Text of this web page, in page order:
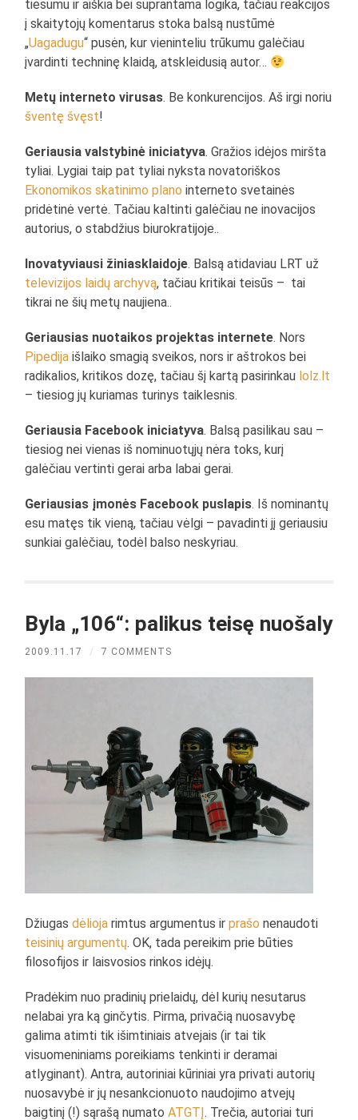
tiesumu ir aiškia bei suprantama logika, tačiau reakcijos
į skaitytojų komentarus stoka balsą nustūmė
„Uagadugu“ pusėn, kur vieninteliu trūkumu galėčiau
įvardinti techninę klaidą, atskleidusią autor…
Metų interneto virusas. Be konkurencijos. Aš irgi noriu
šventę švęst!
Geriausia valstybinė iniciatyva. Gražios idėjos miršta
tyliai. Lygiai taip pat tyliai nyksta novatoriškos
Ekonomikos skatinimo plano interneto svetainės
pridėtinė vertė. Tačiau kaltinti galėčiau ne inovacijos
autorius, o stabdžius biurokratijoje..
Inovatyviausi žiniasklaidoje. Balsą atidaviau LRT už
televizijos laidų archyvą, tačiau kritikai teisūs – tai
tikrai ne šių metų naujiena..
Geriausias nuotaikos projektas internete. Nors
Pipedija išlaiko smagią sveikos, nors ir aštrokos bei
radikalios, kritikos dozę, tačiau šį kartą pasirinkau lolz.lt
– tiesiog jų kuriamas turinys taiklesnis.
Geriausia Facebook iniciatyva. Balsą pasilikau sau –
tiesiog nei vienas iš nominuotųjų nėra toks, kurį
galėčiau vertinti gerai arba labai gerai.
Geriausias įmonės Facebook puslapis. Iš nominantų
esu matęs tik vieną, tačiau vėlgi – pavadinti jį geriausiu
sunkiai galėčiau, todėl balso neskyriau.
Byla „106“: palikus teisę nuošaly
2009.11.17 / 7 COMMENTS
Džiugasdėlioja rimtus argumentus irprašo nenaudoti
teisinių argumentų. OK, tada pereikim prie būties
filosofijos ir laisvosios rinkos idėjų.
Pradėkim nuo pradinių prielaidų, dėl kurių nesutarus
nelabai yra ką ginčytis. Pirma, privačią nuosavybę
galima atimti tik išimtiniais atvejais (ir tai tik
visuomeniniams poreikiams tenkinti ir deramai
atlyginant). Antra, autoriniai kūriniai yra privati autorių
nuosavybė ir jų nesankcionuoto naudojimo atvejų
baigtinį (!) sąrašą numatoATGTĮ. Trečia, autoriai turi